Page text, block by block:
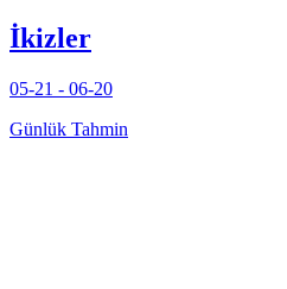
İkizler
05-21 - 06-20
Günlük Tahmin